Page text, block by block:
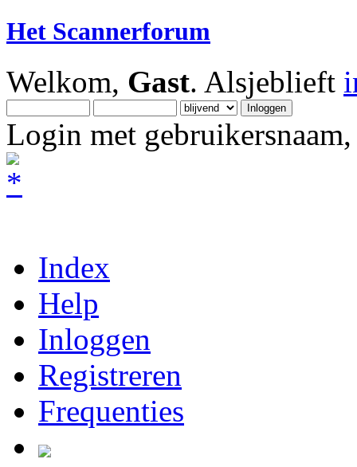
Het Scannerforum
Welkom, Gast. Alsjeblieft
Login met
Index
Help
Inloggen
Registreren
Frequenties